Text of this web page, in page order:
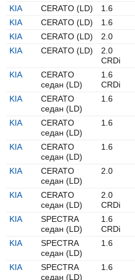
KIA CERATO (LD) 1.6
KIA
CERATO (LD) 1.6
KIA
CERATO (LD) 2.0
KIA
CERATO (LD)
2.0
CRDi
KIA
CERATO
седан (LD)
1.6
CRDi
KIA
CERATO
седан (LD)
1.6
KIA
CERATO
седан (LD)
1.6
KIA
CERATO
седан (LD)
1.6
KIA
CERATO
седан (LD)
2.0
KIA
CERATO
седан (LD)
2.0
CRDi
KIA
SPECTRA
седан (LD)
1.6
CRDi
KIA
SPECTRA
седан (LD)
1.6
KIA
SPECTRA
седан (LD)
1.6